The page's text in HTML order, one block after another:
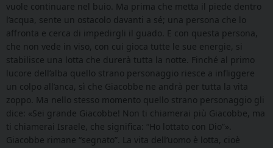
vuole continuare nel buio. Ma prima che metta il piede dentro
l’acqua, sente un ostacolo davanti a sé; una persona che lo
affronta e cerca di impedirgli il guado. E con questa persona,
che non vede in viso, con cui gioca tutte le sue energie, si
stabilisce una lotta che durerà tutta la notte. Finché al primo
lucore dell’alba quello strano personaggio riesce a infliggere
un colpo all’anca, sì che Giacobbe ne andrà per tutta la vita
zoppo. Ma nello stesso momento quello strano personaggio gli
dice: «Sei grande Giacobbe! Non ti chiamerai più Giacobbe, ma
ti chiamerai Israele, che significa: “Ho lottato con Dio”».
Giacobbe rimane “segnato”. La vita dell’uomo è lotta, cioè